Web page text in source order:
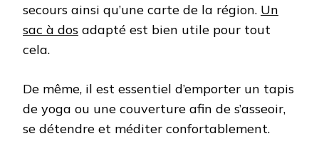
secours ainsi qu’une carte de la région. Un
sac à dos adapté est bien utile pour tout
cela.
De même, il est essentiel d’emporter un tapis
de yoga ou une couverture afin de s’asseoir,
se détendre et méditer confortablement.